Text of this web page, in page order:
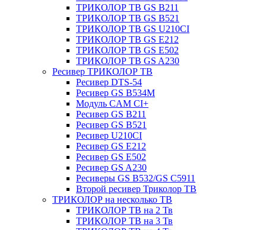
ТРИКОЛОР ТВ GS B211
ТРИКОЛОР ТВ GS B521
ТРИКОЛОР ТВ GS U210CI
ТРИКОЛОР ТВ GS E212
ТРИКОЛОР ТВ GS E502
ТРИКОЛОР ТВ GS A230
Ресивер ТРИКОЛОР ТВ
Ресивер DTS-54
Ресивер GS B534M
Модуль CAM CI+
Ресивер GS B211
Ресивер GS B521
Ресивер U210CI
Ресивер GS E212
Ресивер GS E502
Ресивер GS A230
Ресиверы GS B532/GS C5911
Второй ресивер Триколор ТВ
ТРИКОЛОР на несколько ТВ
ТРИКОЛОР ТВ на 2 Тв
ТРИКОЛОР ТВ на 3 Тв